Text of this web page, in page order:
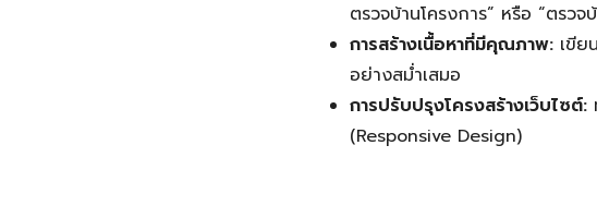
ตรวจบ้านโครงการ” หรือ “ตรวจ
การสร้างเนื้อหาที่มีคุณภาพ: เขีย
อย่างสม่ำเสมอ
การปรับปรุงโครงสร้างเว็บไซต์:
(Responsive Design)